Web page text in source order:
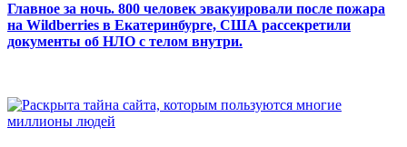
Главное за ночь. 800 человек эвакуировали после пожара
на Wildberries в Екатеринбурге, США рассекретили
документы об НЛО с телом внутри.